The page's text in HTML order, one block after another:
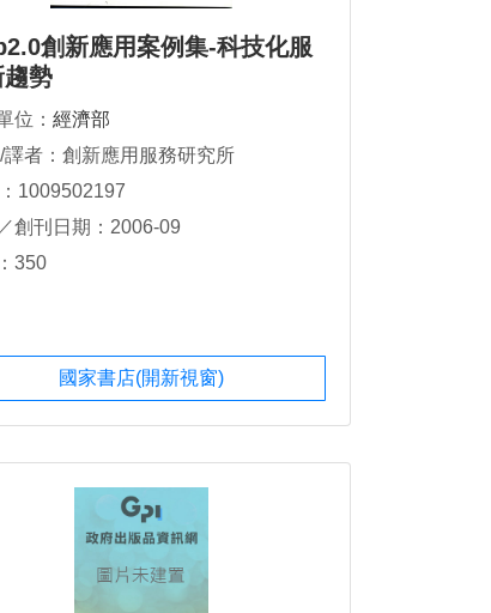
創新應用案例集-科技化服
勢
位： 經濟部
譯者：創新應用服務研究所
1009502197
創刊日期：2006-09
350
國家書店(開新視窗)